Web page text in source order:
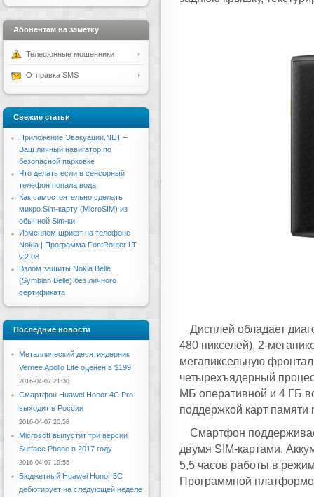
Дисплей обладает
480 пикселей), 2-
мегапиксельную
четырехъядерный
МБ оперативной и 4 ГБ
поддержкой карт
Смартфон
двумя SIM-картами.
5,5 часов работы в
Программной
Абонентам на заметку
Телефонные мошенники
Отправка SMS
Свежие статьи
Приложение Эвакуации.NET –
Ваш личный навигатор по
безопасной парковке
Что делать если в сенсорный
телефон попала вода
Как самостоятельно сделать
микро Sim-карту (MicroSIM) из
обычной Sim-ки
Изменяем шрифт на телефоне
Nokia | Программа FontRouter LT
v.2.08
Взлом защиты Nokia Belle
(Symbian Belle) без личного
сертификата
Последние новости
Металлический десятиядерник
Vernee Apollo Lite оценен в $199
2016-04-07 21:30
Смартфон Huawei Honor 4C Pro
выходит в России
2016-04-07 20:58
Microsoft выпустит три версии
Surface Phone в 2017 году
2016-04-07 19:55
Бюджетный Huawei Honor 5C
дебютирует на следующей неделе